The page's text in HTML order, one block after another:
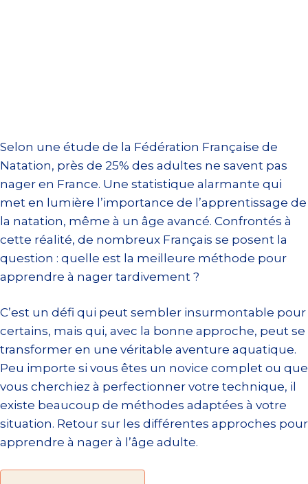
Selon une étude de la Fédération Française de
Natation, près de 25% des adultes ne savent pas
nager en France. Une statistique alarmante qui
met en lumière l’importance de l’apprentissage de
la natation, même à un âge avancé. Confrontés à
cette réalité, de nombreux Français se posent la
question : quelle est la meilleure méthode pour
apprendre à nager tardivement ?
C’est un défi qui peut sembler insurmontable pour
certains, mais qui, avec la bonne approche, peut se
transformer en une véritable aventure aquatique.
Peu importe si vous êtes un novice complet ou que
vous cherchiez à perfectionner votre technique, il
existe beaucoup de méthodes adaptées à votre
situation. Retour sur les différentes approches pour
apprendre à nager à l’âge adulte.